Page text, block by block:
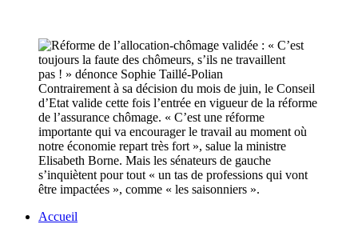
Contrairement à sa décision du mois de juin, le Conseil
d’Etat valide cette fois l’entrée en vigueur de la réforme
de l’assurance chômage. « C’est une réforme
importante qui va encourager le travail au moment où
notre économie repart très fort », salue la ministre
Elisabeth Borne. Mais les sénateurs de gauche
s’inquiètent pour tout « un tas de professions qui vont
être impactées », comme « les saisonniers ».
Accueil